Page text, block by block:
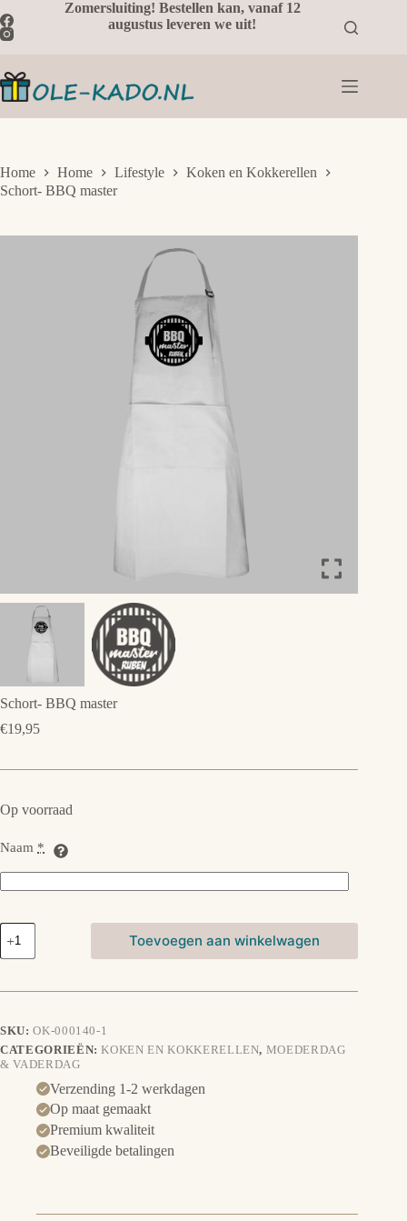
naar
de
Zomersluiting! Bestellen kan, vanaf 12
augustus leveren we uit!
Home Home Lifestyle
Koken en Kokkerellen
Schort- BBQ master
Schort- BBQ master
€19,95
Op voorraad
Naam *
Schort-
BBQ
master
Toevoegen aan winkelwagen
SKU:OK-000140-1
CATEGORIEËN:KOKEN EN KOKKERELLEN, MOEDERDAG
& VADERDAG
Verzending 1-2 werkdagen
Op maat gemaakt
Premium kwaliteit
Beveiligde betalingen